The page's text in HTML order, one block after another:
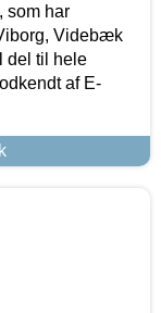
som har
Videbæk
del til hele
af E-